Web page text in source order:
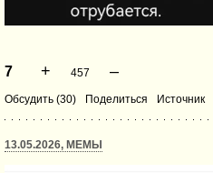
7 + 457 –
Обсудить (30) Поделиться Источник
13.05.2026, МЕМЫ